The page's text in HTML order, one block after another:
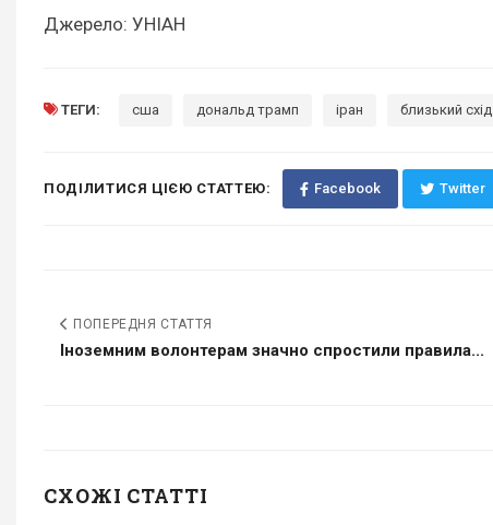
Джерело: УНІАН
ТЕГИ: сша дональд трамп іран близький схід
ПОДІЛИТИСЯ ЦІЄЮ СТАТТЕЮ: Facebook Twitter
ПОПЕРЕДНЯ СТАТТЯ
Іноземним волонтерам значно спростили правила...
СХОЖІ СТАТТІ